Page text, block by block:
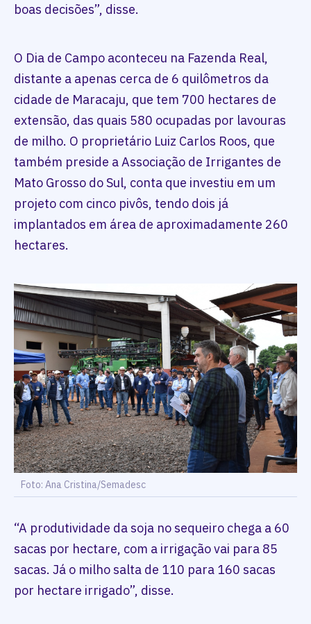
boas decisões”, disse.
O Dia de Campo aconteceu na Fazenda Real,
distante a apenas cerca de 6 quilômetros da
cidade de Maracaju, que tem 700 hectares de
extensão, das quais 580 ocupadas por lavouras
de milho. O proprietário Luiz Carlos Roos, que
também preside a Associação de Irrigantes de
Mato Grosso do Sul, conta que investiu em um
projeto com cinco pivôs, tendo dois já
implantados em área de aproximadamente 260
hectares.
Foto: Ana Cristina/Semadesc
“A produtividade da soja no sequeiro chega a 60
sacas por hectare, com a irrigação vai para 85
sacas. Já o milho salta de 110 para 160 sacas
por hectare irrigado”, disse.